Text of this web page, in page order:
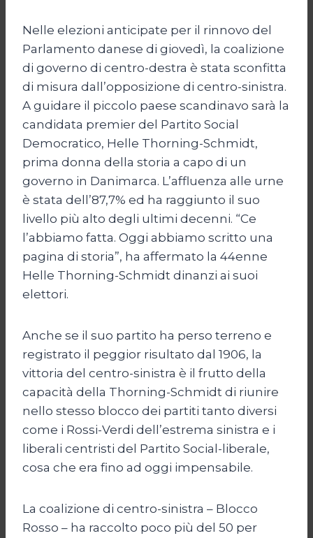
Nelle elezioni anticipate per il rinnovo del
Parlamento danese di giovedì, la coalizione
di governo di centro-destra è stata sconfitta
di misura dall’opposizione di centro-sinistra.
A guidare il piccolo paese scandinavo sarà la
candidata premier del Partito Social
Democratico, Helle Thorning-Schmidt,
prima donna della storia a capo di un
governo in Danimarca. L’affluenza alle urne
è stata dell’87,7% ed ha raggiunto il suo
livello più alto degli ultimi decenni. “Ce
l’abbiamo fatta. Oggi abbiamo scritto una
pagina di storia”, ha affermato la 44enne
Helle Thorning-Schmidt dinanzi ai suoi
elettori.
Anche se il suo partito ha perso terreno e
registrato il peggior risultato dal 1906, la
vittoria del centro-sinistra è il frutto della
capacità della Thorning-Schmidt di riunire
nello stesso blocco dei partiti tanto diversi
come i Rossi-Verdi dell’estrema sinistra e i
liberali centristi del Partito Social-liberale,
cosa che era fino ad oggi impensabile.
La coalizione di centro-sinistra – Blocco
Rosso – ha raccolto poco più del 50 per